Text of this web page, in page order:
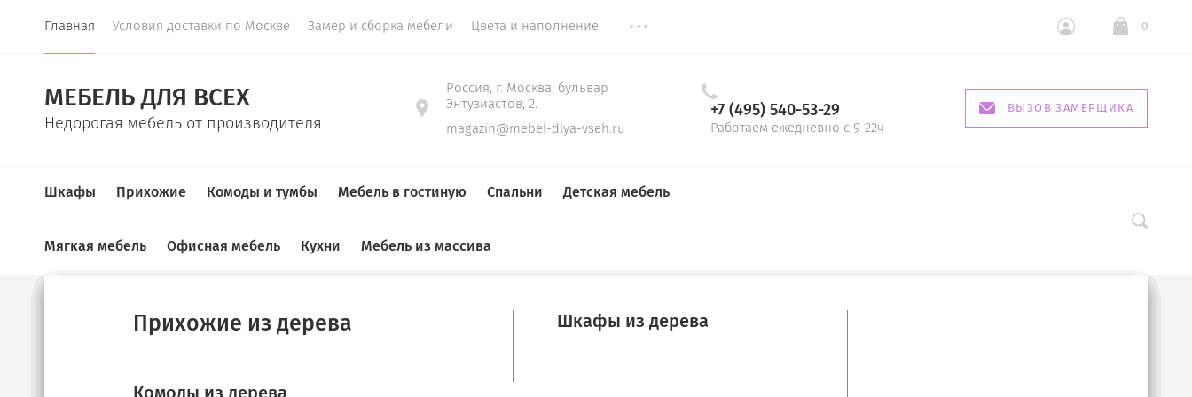
Главная Условия доставки по Москве Замер и сборка мебели Цвета и наполнение 0
МЕБЕЛЬ ДЛЯ ВСЕХ
Недорогая мебель от производителя
Россия, г. Москва, бульвар
Энтузиастов, 2.
magazin@mebel-dlya-vseh.ru
+7 (495) 540-53-29
Работаем ежедневно с 9-22ч
ВЫЗОВ ЗАМЕРЩИКА
Шкафы
Купе Гардеробные
Прихожие
Прихожие До 1,5 м
Угловые прихожие
Комоды и тумбы
Комоды Тумбы для обуви
Тумбы под ТВ
Мебель в гостиную
ТВ-тумбы Стенки
Шкафы для книг
Спальни
Спальные гарнитуры Кровати
Детская мебель
Детские Кровати в детскую
Диваны в детскую
Мягкая мебель
Детские диваны Прямые диваны
Угловые диваны
Офисная мебель
Шкафы для документов Столы
Кухни
Кухонные гарнитуры Столы на кухню
Диваны на кухню
Мебель из массива
Прихожие из дерева Шкафы из дерева
Комоды из дерева